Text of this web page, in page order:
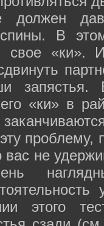
должен
В
свое «ки».
запястья.
«ки» в
проблему,
вас не
этого